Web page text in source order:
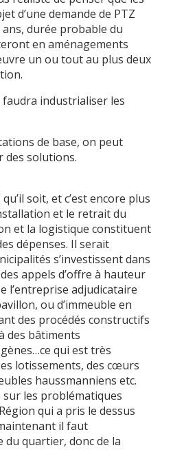
d’une demande de PTZ
durée probable du
en aménagements
un ou tout au plus deux
industrialiser les
de base, on peut
des solutions.
soit, et c’est encore plus
et le retrait du
et la logistique constituent
dépenses. Il serait
s’investissent dans
appels d’offre à hauteur
l’entreprise adjudicataire
ou d’immeuble en
des procédés constructifs
des bâtiments
qui est très
lotissements, des cœurs
haussmanniens etc.
les problématiques
qui a pris le dessus
il faut
du quartier, donc de la